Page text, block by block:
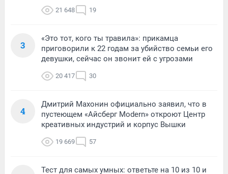
21 648 19
3
«Это тот, кого ты травила»: прикамца
приговорили к 22 годам за убийство семьи его
девушки, сейчас он звонит ей с угрозами
20 417 30
4
Дмитрий Махонин официально заявил, что в
пустеющем «Айсберг Modern» откроют Центр
креативных индустрий и корпус Вышки
19 669 57
Тест для самых умных: ответьте на 10 из 10 и